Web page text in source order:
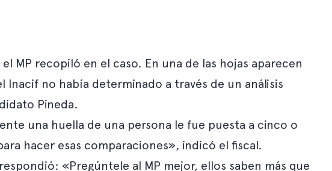
MP recopiló en el caso. En una de las hojas aparecen
no había determinado a través de un análisis
Pineda.
una huella de una persona le fue puesta a cinco o
hacer esas comparaciones», indicó el fiscal.
«Pregúntele al MP mejor, ellos saben más que